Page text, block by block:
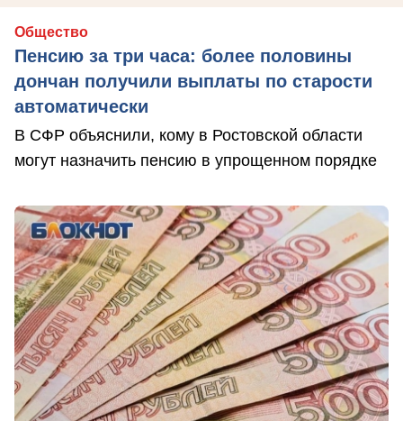
Общество
Пенсию за три часа: более половины
дончан получили выплаты по старости
автоматически
В СФР объяснили, кому в Ростовской области
могут назначить пенсию в упрощенном порядке